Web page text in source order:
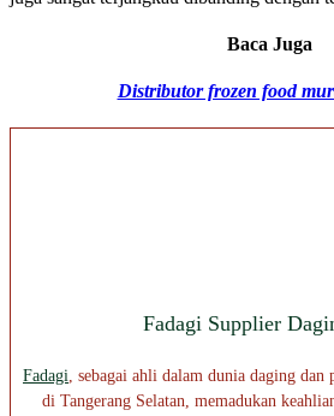
Baca Juga
Distributor frozen food
Fadagi Supplier
Fadagi, sebagai ahli dalam dunia daging dan
di Tangerang Selatan, memadukan